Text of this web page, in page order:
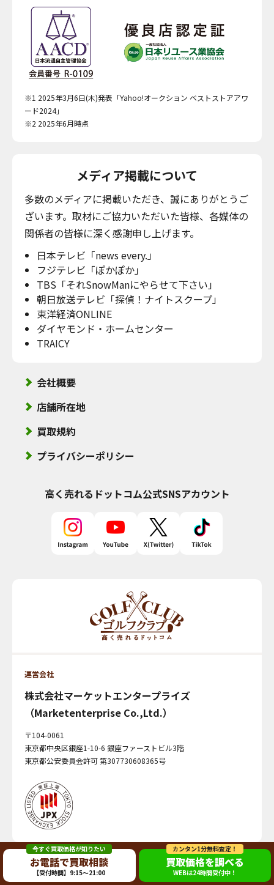
今すぐ買取価格が知りたい
お電話で買取相談
【受付時間】9:15～21:00
カンタン1分無料査定！
買取価格を調べる
WEBは24時間受付中！
※1 2025年3月6日(木)発表「Yahoo!オークション ベストストアアワ
ード2024」
※2 2025年6月時点
メディア掲載について
多数のメディアに掲載いただき、誠にありがとうご
ざいます。取材にご協力いただいた皆様、各媒体の
関係者の皆様に深く感謝申し上げます。
日本テレビ「news every.」
フジテレビ「ぽかぽか」
TBS「それSnowManにやらせて下さい」
朝日放送テレビ「探偵！ナイトスクープ」
東洋経済ONLINE
ダイヤモンド・ホームセンター
TRAICY
会社概要
店舗所在地
買取規約
プライバシーポリシー
高く売れるドットコム公式SNSアカウント
運営会社
株式会社マーケットエンタープライズ
（Marketenterprise Co.,Ltd.）
〒104-0061
東京都中央区銀座1-10-6 銀座ファーストビル3階
東京都公安委員会許可 第307730608365号
©2024 MarketEnterprise Co., Ltd.